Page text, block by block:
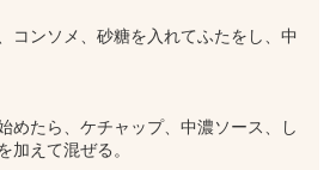
コンソメ、砂糖を入れてふたをし、中
めたら、ケチャップ、中濃ソース、し
加えて混ぜる。